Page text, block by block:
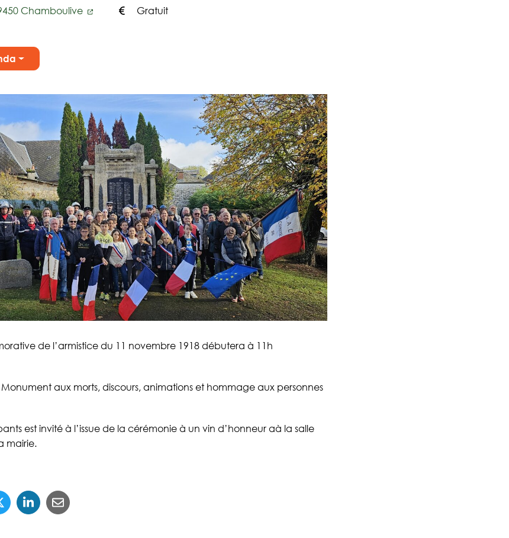
Chamboulive
Gratuit
de l’armistice du 11 novembre 1918 débutera à 11h
aux morts, discours, animations et hommage aux personnes
est invité à l’issue de la cérémonie à un vin d’honneur aà la salle
mairie.